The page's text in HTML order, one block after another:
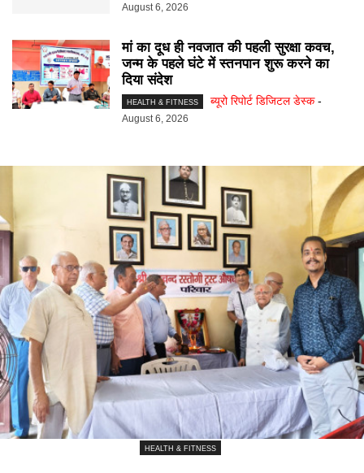
August 6, 2026
मां का दूध ही नवजात की पहली सुरक्षा कवच,
जन्म के पहले घंटे में स्तनपान शुरू करने का
दिया संदेश
HEALTH & FITNESS ब्यूरो रिपोर्ट डिजिटल डेस्क -
August 6, 2026
HEALTH & FITNESS